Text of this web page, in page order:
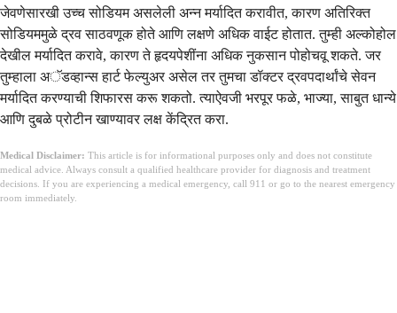
जेवणेसारखी उच्च सोडियम असलेली अन्न मर्यादित करावीत, कारण अतिरिक्त
सोडियममुळे द्रव साठवणूक होते आणि लक्षणे अधिक वाईट होतात. तुम्ही अल्कोहोल
देखील मर्यादित करावे, कारण ते हृदयपेशींना अधिक नुकसान पोहोचवू शकते. जर
तुम्हाला अॅडव्हान्स हार्ट फेल्युअर असेल तर तुमचा डॉक्टर द्रवपदार्थांचे सेवन
मर्यादित करण्याची शिफारस करू शकतो. त्याऐवजी भरपूर फळे, भाज्या, साबुत धान्ये
आणि दुबळे प्रोटीन खाण्यावर लक्ष केंद्रित करा.
Medical Disclaimer: This article is for informational purposes only and does not constitute
medical advice. Always consult a qualified healthcare provider for diagnosis and treatment
decisions. If you are experiencing a medical emergency, call 911 or go to the nearest emergency
room immediately.